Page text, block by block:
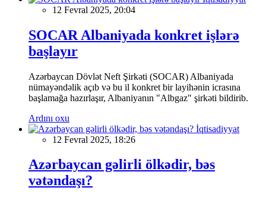
12 Fevral 2025, 20:04
SOCAR Albaniyada konkret işlərə
başlayır
Azərbaycan Dövlət Neft Şirkəti (SOCAR) Albaniyada
nümayəndəlik açıb və bu il konkret bir layihənin icrasına
başlamağa hazırlaşır, Albaniyanın "Albgaz" şirkəti bildirib.
Ardını oxu
İqtisadiyyat
12 Fevral 2025, 18:26
Azərbaycan gəlirli ölkədir, bəs
vətəndaşı?